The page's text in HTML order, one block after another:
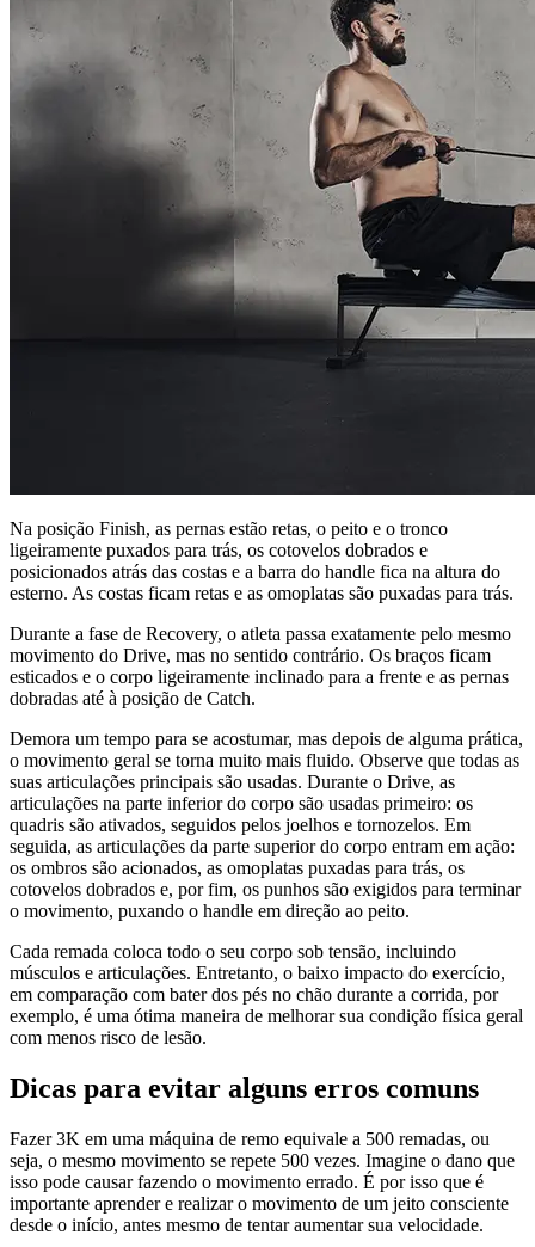
Na posição Finish, as pernas estão retas, o peito e o tronco
ligeiramente puxados para trás, os cotovelos dobrados e
posicionados atrás das costas e a barra do handle fica na altura do
esterno. As costas ficam retas e as omoplatas são puxadas para trás.
Durante a fase de Recovery, o atleta passa exatamente pelo mesmo
movimento do Drive, mas no sentido contrário. Os braços ficam
esticados e o corpo ligeiramente inclinado para a frente e as pernas
dobradas até à posição de Catch.
Demora um tempo para se acostumar, mas depois de alguma prática,
o movimento geral se torna muito mais fluido. Observe que todas as
suas articulações principais são usadas. Durante o Drive, as
articulações na parte inferior do corpo são usadas primeiro: os
quadris são ativados, seguidos pelos joelhos e tornozelos. Em
seguida, as articulações da parte superior do corpo entram em ação:
os ombros são acionados, as omoplatas puxadas para trás, os
cotovelos dobrados e, por fim, os punhos são exigidos para terminar
o movimento, puxando o handle em direção ao peito.
Cada remada coloca todo o seu corpo sob tensão, incluindo
músculos e articulações. Entretanto, o baixo impacto do exercício,
em comparação com bater dos pés no chão durante a corrida, por
exemplo, é uma ótima maneira de melhorar sua condição física geral
com menos risco de lesão.
Dicas para evitar alguns erros comuns
Fazer 3K em uma máquina de remo equivale a 500 remadas, ou
seja, o mesmo movimento se repete 500 vezes. Imagine o dano que
isso pode causar fazendo o movimento errado. É por isso que é
importante aprender e realizar o movimento de um jeito consciente
desde o início, antes mesmo de tentar aumentar sua velocidade.